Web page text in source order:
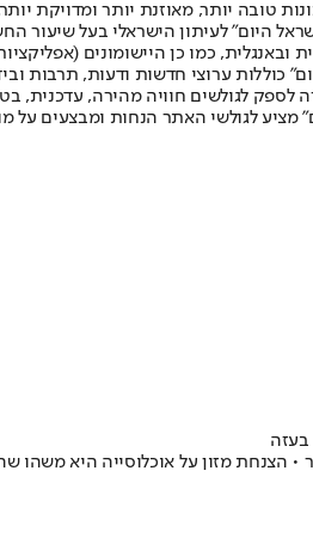
טובה יותר, מאוזנת יותר ומדויקת
המודפסת הראשונה פורסמה ב-30 ביולי 2007, וב-2010
כוללות ערוצי חדשות ודעות, תרבות
לספק לגולשים חוויה מהירה,
לגולשי האתר הנחות ומבצעים על
בעזה
הצנחת מזון על אוכלוסייה היא